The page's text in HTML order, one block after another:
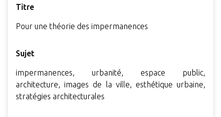
Titre
Pour une théorie des impermanences
Sujet
impermanences, urbanité, espace public,
architecture, images de la ville, esthétique urbaine,
stratégies architecturales